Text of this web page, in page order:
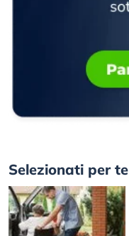
Selezionati per te